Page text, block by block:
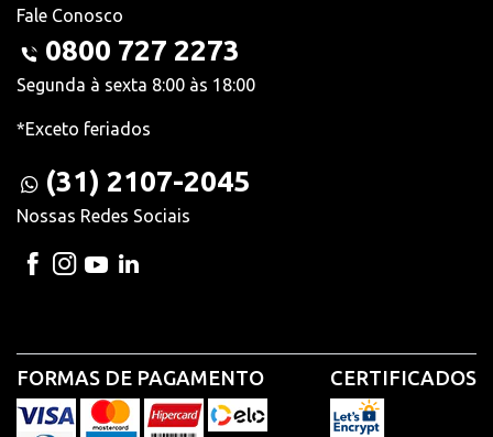
Fale Conosco
0800 727 2273
Segunda à sexta 8:00 às 18:00
*Exceto feriados
(31) 2107-2045
Nossas Redes Sociais
FORMAS DE PAGAMENTO CERTIFICADOS